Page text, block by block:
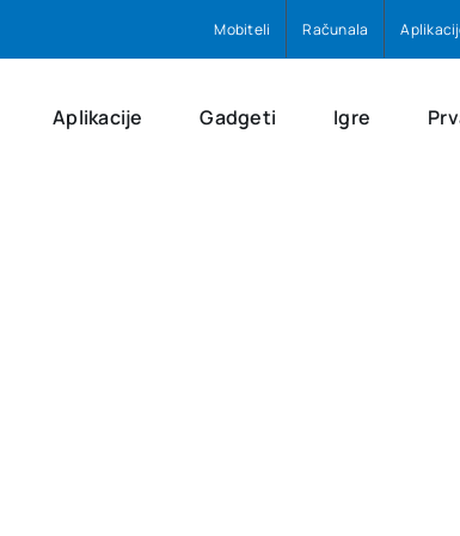
Mobiteli Računala
Aplikacije Gadgeti Igre